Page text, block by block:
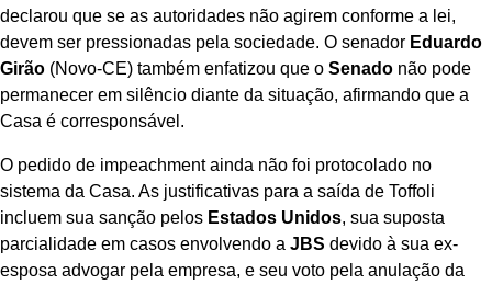
declarou que se as autoridades não agirem conforme a lei,
devem ser pressionadas pela sociedade. O senador Eduardo
Girão (Novo-CE) também enfatizou que o Senado não pode
permanecer em silêncio diante da situação, afirmando que a
Casa é corresponsável.
O pedido de impeachment ainda não foi protocolado no
sistema da Casa. As justificativas para a saída de Toffoli
incluem sua sanção pelos Estados Unidos, sua suposta
parcialidade em casos envolvendo a JBS devido à sua ex-
esposa advogar pela empresa, e seu voto pela anulação da